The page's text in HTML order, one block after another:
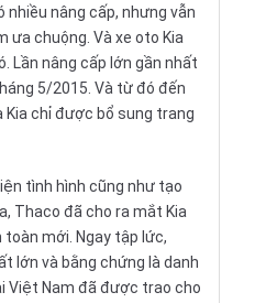
nhiều nâng cấp, nhưng vẫn
ưa chuộng. Và xe oto Kia
Lần nâng cấp lớn gần nhất
5/2015. Và từ đó đến
Kia chỉ được bổ sung trang
tình hình cũng như tạo
Thaco đã cho ra mắt Kia
mới. Ngay tập lức,
lớn và bằng chứng là danh
Việt Nam đã được trao cho